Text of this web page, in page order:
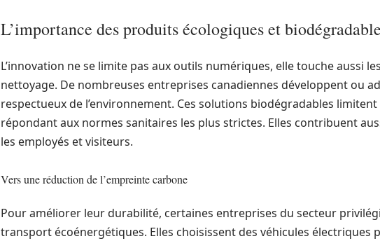
L’importance des produits écologiques et
L’innovation ne se limite pas aux outils numériques, elle touche aussi
nettoyage. De nombreuses entreprises canadiennes développent ou
respectueux de l’environnement. Ces solutions biodégradables
répondant aux normes sanitaires les plus strictes. Elles contribuent
les employés et visiteurs.
Vers une réduction de l’empreinte carbone
Pour améliorer leur durabilité, certaines entreprises du secteur
transport écoénergétiques. Elles choisissent des véhicules électriques